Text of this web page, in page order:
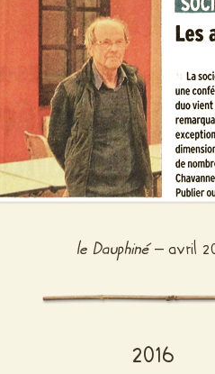
le Dauphiné– avril
2016